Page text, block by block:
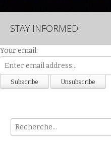
STAY INFORMED!
Your email:
Rech